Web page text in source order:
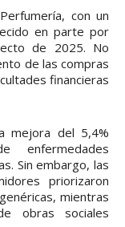
con un
en parte por
de 2025. No
de las compras
financieras
mejora del 5,4%
enfermedades
Sin embargo, las
priorizaron
mientras
obras sociales